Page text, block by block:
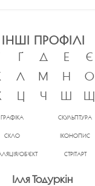
ІНШІ ПРОФІЛІ
Ґ Д Е Є
Л М Н О
Ц Ч Ш Щ
ГРАФІКА СКУЛЬПТУРА
СКЛО ІКОНОПИС
ОБ’ЄКТ СТРІТАРТ
Ілля Тодуркін